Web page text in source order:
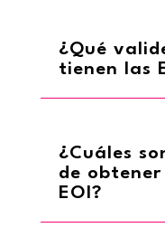
¿Qué
tienen las
¿Cuáles
de
EOI?